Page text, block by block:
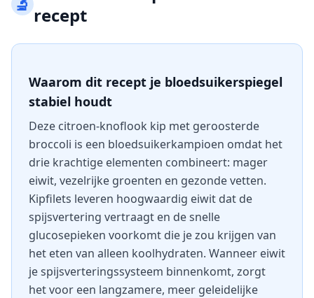
recept
Waarom dit recept je bloedsuikerspiegel
stabiel houdt
Deze citroen-knoflook kip met geroosterde
broccoli is een bloedsuikerkampioen omdat het
drie krachtige elementen combineert: mager
eiwit, vezelrijke groenten en gezonde vetten.
Kipfilets leveren hoogwaardig eiwit dat de
spijsvertering vertraagt en de snelle
glucosepieken voorkomt die je zou krijgen van
het eten van alleen koolhydraten. Wanneer eiwit
je spijsverteringssysteem binnenkomt, zorgt
het voor een langzamere, meer geleidelijke